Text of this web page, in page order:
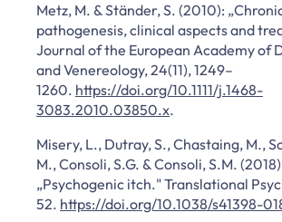
Metz, M. & Ständer, S. (2010):
pathogenesis, clinical aspects and
Journal of the European Academy of
and Venereology, 24(11), 1249–
1260. https://doi.org/10.1111/j.1468-
3083.2010.03850.x.
Misery, L., Dutray, S., Chastaing, M.,
M., Consoli, S.G. & Consoli, S.M.
„Psychogenic itch." Translational
52. https://doi.org/10.1038/s41398-